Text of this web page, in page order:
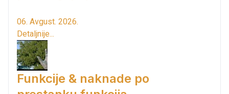
06. Avgust. 2026.
Detaljnije...
Funkcije & naknade po